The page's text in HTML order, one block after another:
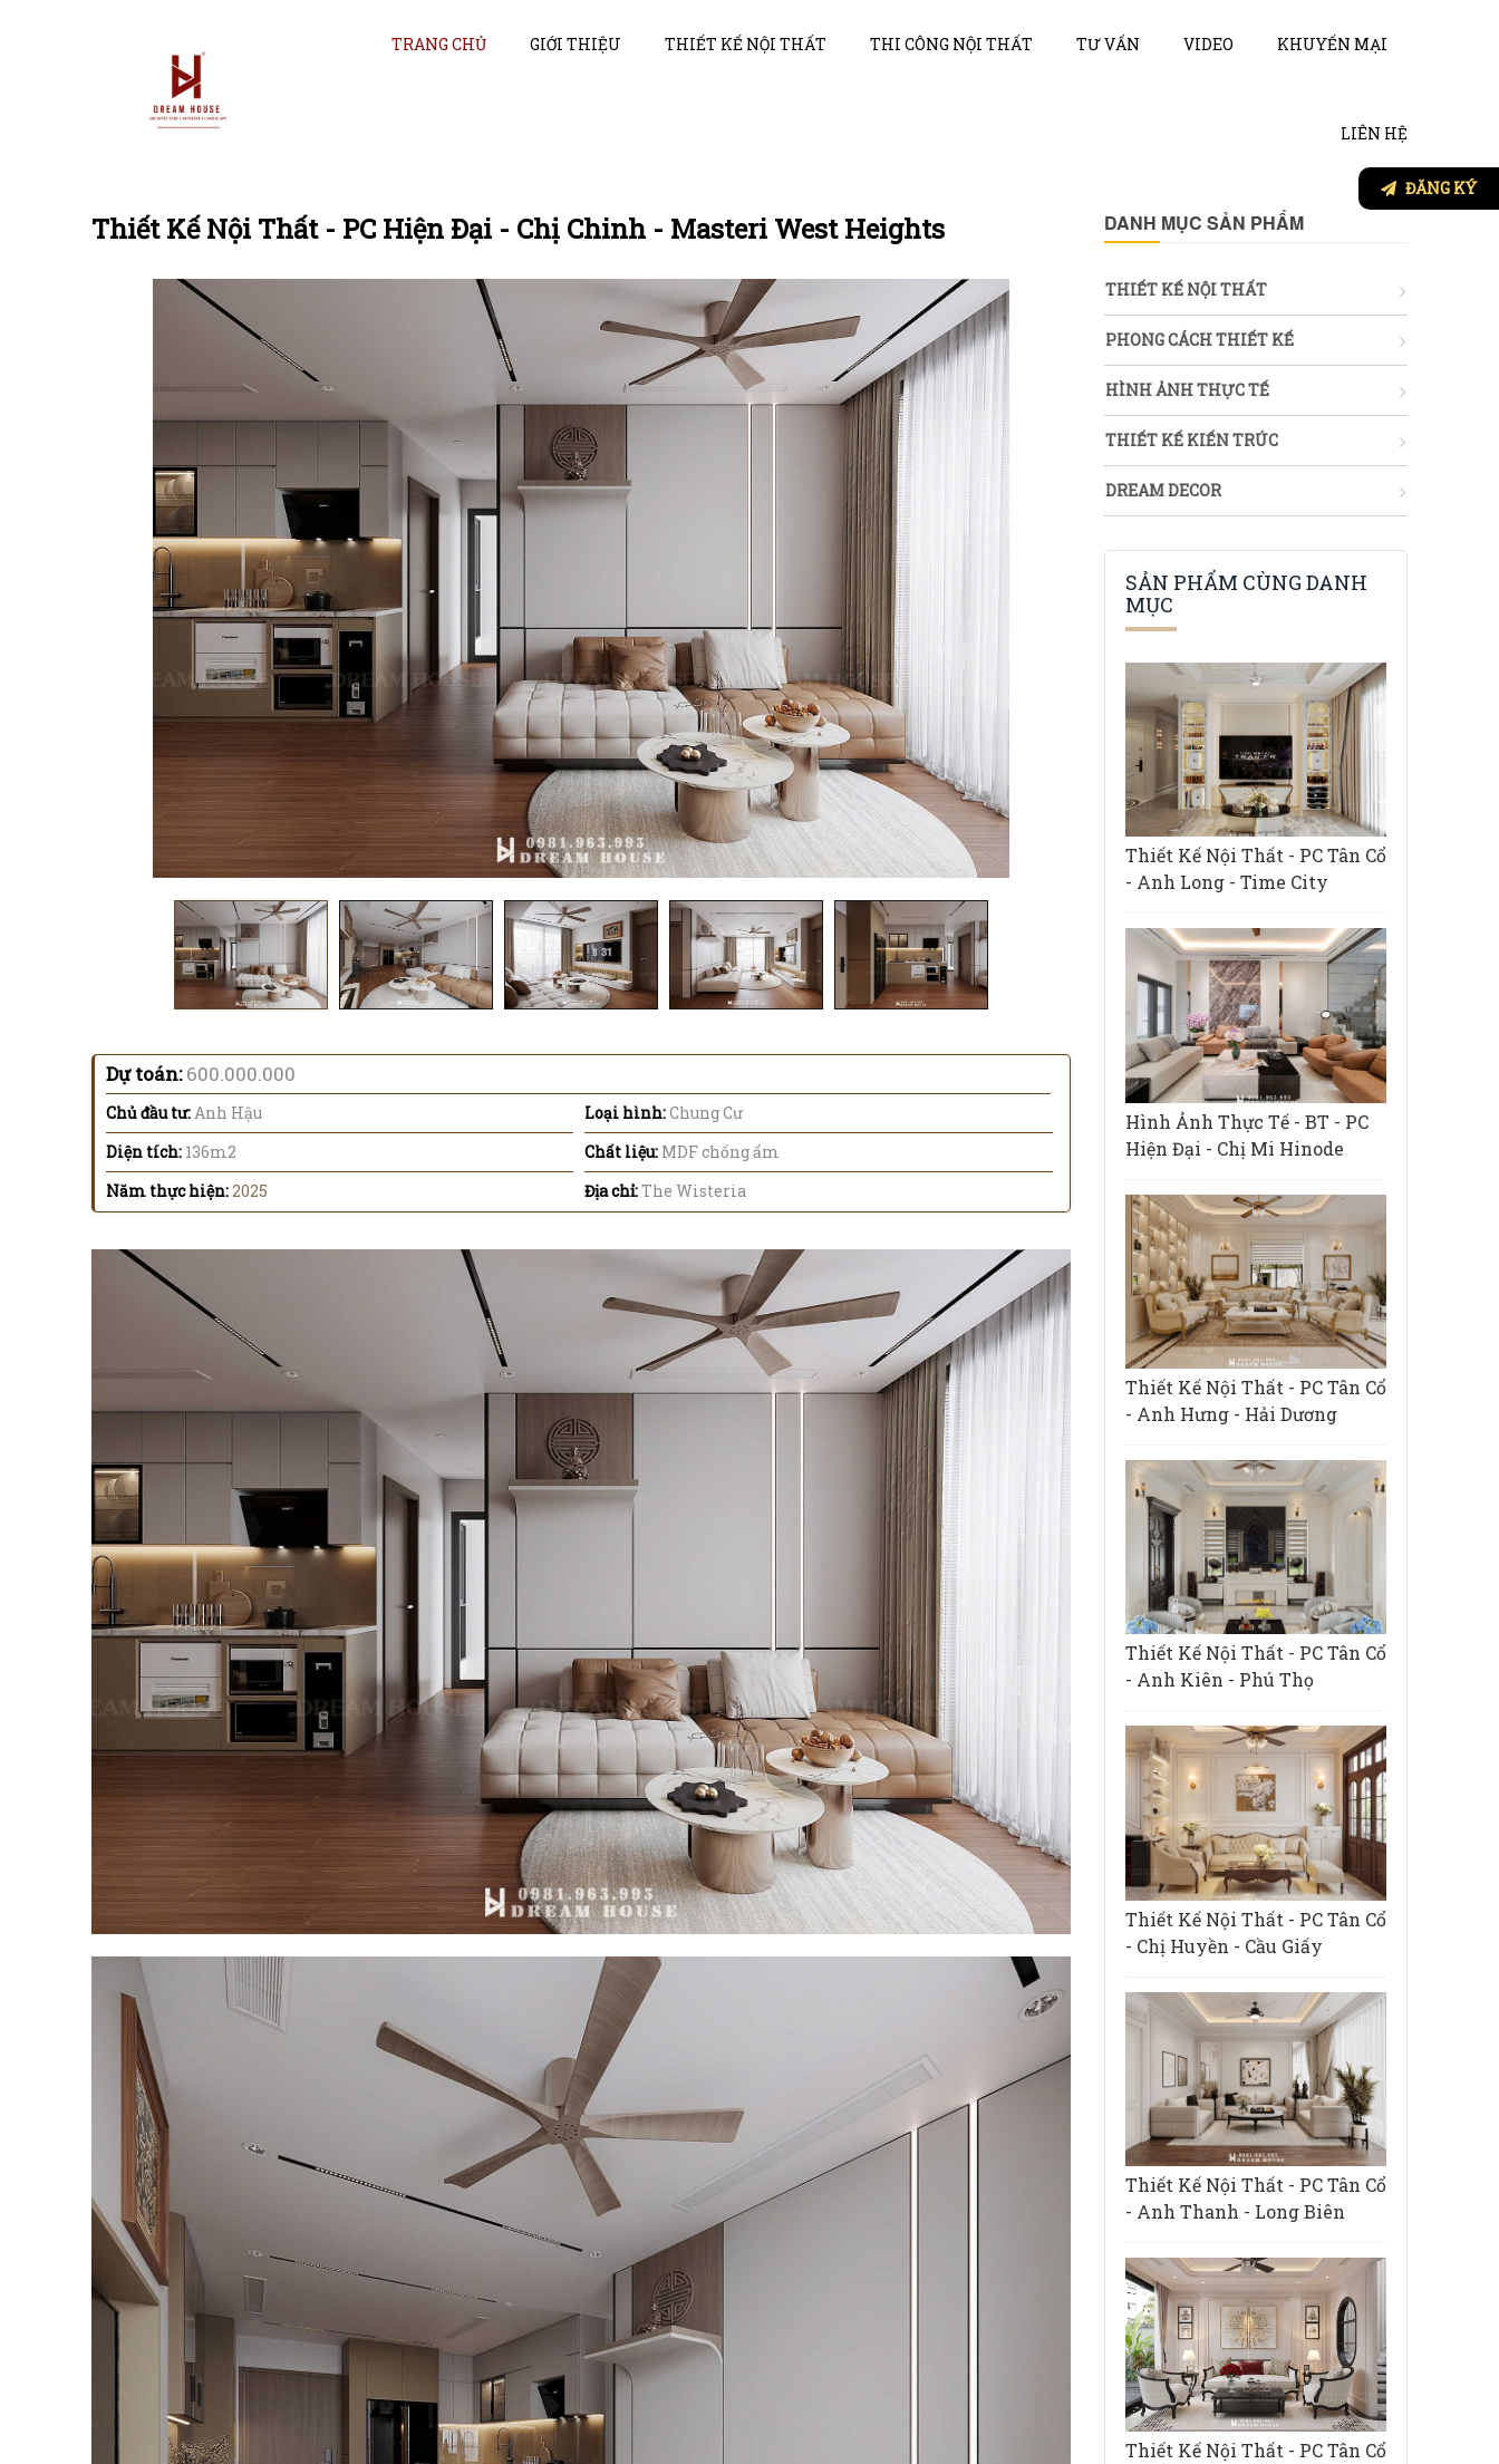
TRANG CHỦ GIỚI THIỆU THIẾT KẾ NỘI THẤT THI CÔNG NỘI THẤT TƯ VẤN VIDEO KHUYẾN MẠI
LIÊN HỆ
Thiết Kế Nội Thất - PC Hiện Đại - Chị Chinh - Masteri West Heights
Dự toán:600.000.000
Chủ đầu tư:Anh Hậu Loại hình:Chung Cư
Diện tích: 136m2 Chất liệu: MDF chống ẩm
Năm thực hiện:2025 Địa chỉ:The Wisteria
DANH MỤC SẢN PHẨM
THIẾT KẾ NỘI THẤT
PHONG CÁCH THIẾT KẾ
HÌNH ẢNH THỰC TẾ
THIẾT KẾ KIẾN TRÚC
DREAM DECOR
SẢN PHẨM CÙNG DANH
MỤC
Thiết Kế Nội Thất - PC Tân Cổ
- Anh Long - Time City
Hình Ảnh Thực Tế - BT - PC
Hiện Đại - Chị Mi Hinode
Thiết Kế Nội Thất - PC Tân Cổ
- Anh Hưng - Hải Dương
Thiết Kế Nội Thất - PC Tân Cổ
- Anh Kiên - Phú Thọ
Thiết Kế Nội Thất - PC Tân Cổ
- Chị Huyền - Cầu Giấy
Thiết Kế Nội Thất - PC Tân Cổ
- Anh Thanh - Long Biên
Thiết Kế Nội Thất - PC Tân Cổ
ĐĂNG KÝ